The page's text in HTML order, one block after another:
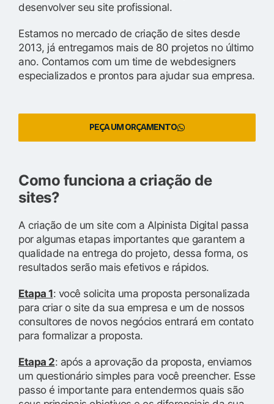
desenvolver seu site profissional.
Estamos no mercado de criação de sites desde
2013, já entregamos mais de 80 projetos no último
ano. Contamos com um time de webdesigners
especializados e prontos para ajudar sua empresa.
PEÇA UM ORÇAMENTO
Como funciona a criação de
sites?
A criação de um site com a Alpinista Digital passa
por algumas etapas importantes que garantem a
qualidade na entrega do projeto, dessa forma, os
resultados serão mais efetivos e rápidos.
Etapa 1: você solicita uma proposta personalizada
para criar o site da sua empresa e um de nossos
consultores de novos negócios entrará em contato
para formalizar a proposta.
Etapa 2: após a aprovação da proposta, enviamos
um questionário simples para você preencher. Esse
passo é importante para entendermos quais são